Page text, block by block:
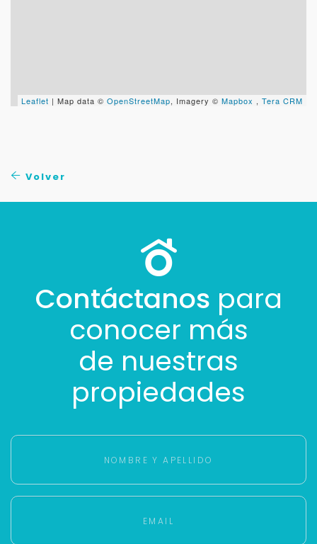
Leaflet | Map data © OpenStreetMap, Imagery © Mapbox , Tera CRM
Volver
Contáctanos para
conocer más
de nuestras
propiedades
Uso exclusivo
Cancelar
Buscamos darte la mejor experiencia.
Con estos datos podemos responderte mejor y